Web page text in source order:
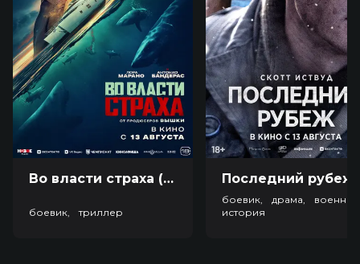
Во власти страха (18+)
боевик, триллер
боевик, драма,
история